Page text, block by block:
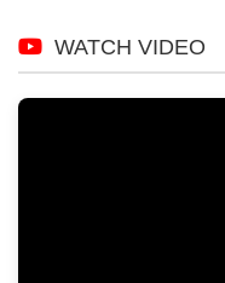
WATCH VIDEO